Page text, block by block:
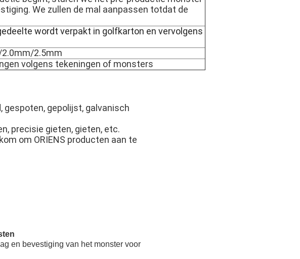
We zullen de mal aanpassen totdat de
wordt verpakt in golfkarton en vervolgens
2.5mm
volgens tekeningen of monsters
gespoten, gepolijst, galvanisch
precisie gieten, gieten, etc.
om ORIENS producten aan te
en bevestiging van het monster voor